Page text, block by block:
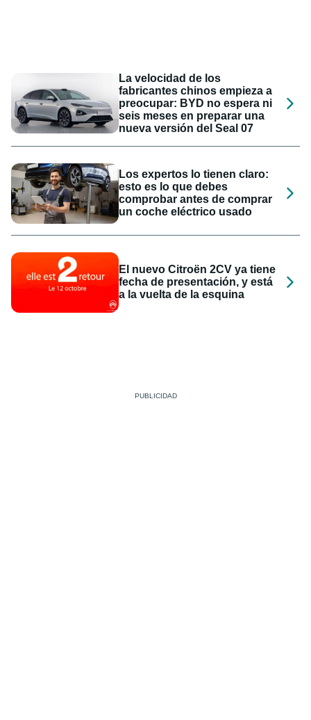
La velocidad de los
fabricantes chinos empieza a
preocupar: BYD no espera ni
seis meses en preparar una
nueva versión del Seal 07
Los expertos lo tienen claro:
esto es lo que debes
comprobar antes de comprar
un coche eléctrico usado
El nuevo Citroën 2CV ya tiene
fecha de presentación, y está
a la vuelta de la esquina